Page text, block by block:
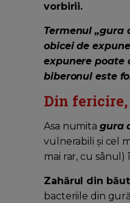
vorbirii.
Termenul „gura
obicei de
expunere poate
biberonul este
Din fericire,
Asa numita gura
vulnerabili și cel
mai rar, cu sânul)
Zahărul din
bacteriile din